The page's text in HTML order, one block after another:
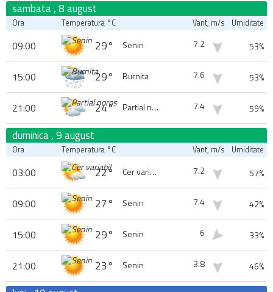
GALATI
GIURGIU
IASI
ORADEA
PIATRA NEAMT
PITESTI
PLOIESTI
SATU MARE
SIBIU
SUCEAVA
TARGOVISTE
TARGU JIU
TARGU MURES
TURNU SEVERIN
TIMISOARA
TULCEA
VALCEA
VASLUI
sambata , 8 august
Ora Temperatura °C Vant, m/s Umiditate
09:00 29° Senin 7.2 53%
15:00 29° Burnita 7.6 53%
21:00 24° Partial noros 7.4 59%
duminica , 9 august
Ora Temperatura °C Vant, m/s Umiditate
03:00 22° Cer variabil 7.2 57%
09:00 27° Senin 7.4 42%
15:00 29° Senin 6 33%
21:00 23° Senin 3.8 46%